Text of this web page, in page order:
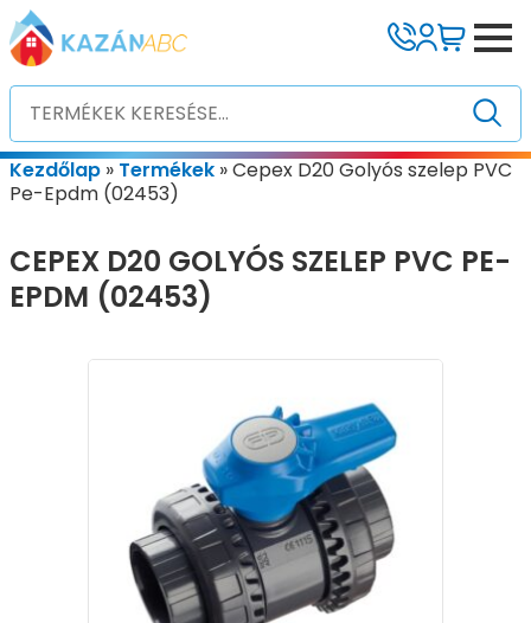
Kezdőlap » Termékek »Cepex D20 Golyós szelep PVC
Pe-Epdm (02453)
CEPEX D20 GOLYÓS SZELEP PVC PE-
EPDM (02453)